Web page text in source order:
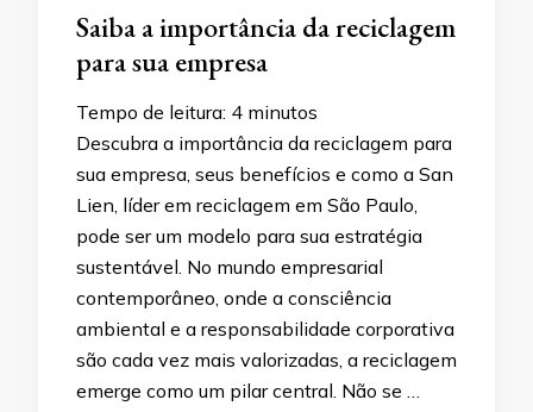
Saiba a importância da reciclagem
para sua empresa
Tempo de leitura: 4 minutos
Descubra a importância da reciclagem para
sua empresa, seus benefícios e como a San
Lien, líder em reciclagem em São Paulo,
pode ser um modelo para sua estratégia
sustentável. No mundo empresarial
contemporâneo, onde a consciência
ambiental e a responsabilidade corporativa
são cada vez mais valorizadas, a reciclagem
emerge como um pilar central. Não se …